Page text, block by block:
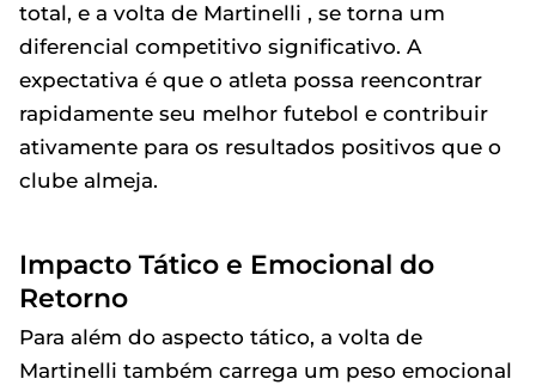
total, e a volta de Martinelli , se torna um
diferencial competitivo significativo. A
expectativa é que o atleta possa reencontrar
rapidamente seu melhor futebol e contribuir
ativamente para os resultados positivos que o
clube almeja.
Impacto Tático e Emocional do
Retorno
Para além do aspecto tático, a volta de
Martinelli também carrega um peso emocional